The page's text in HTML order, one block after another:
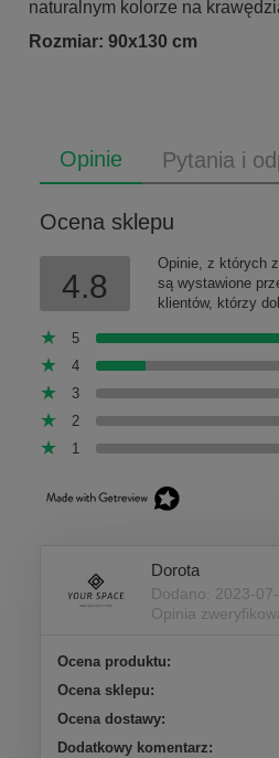
naturalnym kolorze na
Rozmiar: 90x130 cm
Opinie Pytania i
Ocena sklepu
4.8
Opinie, z których
są wystawione
klientów, którzy
5
4
3
2
1
Dorota
Dodano: 2023-
Opinia
Ocena produktu:
Ocena sklepu:
Ocena dostawy:
Dodatkowy komentarz: